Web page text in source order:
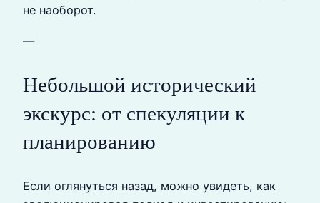
не наоборот.
—
Небольшой исторический
экскурс: от спекуляции к
планированию
Если оглянуться назад, можно увидеть, как